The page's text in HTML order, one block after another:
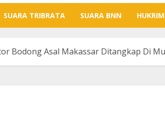
SUARA TRIBRATA SUARA BNN HUKRIM
Bodong Asal Makassar Ditangkap Di